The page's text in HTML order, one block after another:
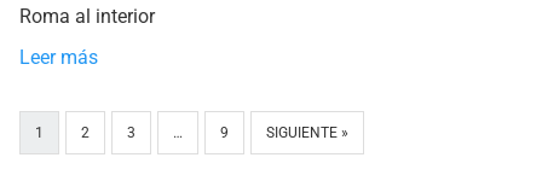
Roma al interior
Leer más
1 2 3 … 9 SIGUIENTE »